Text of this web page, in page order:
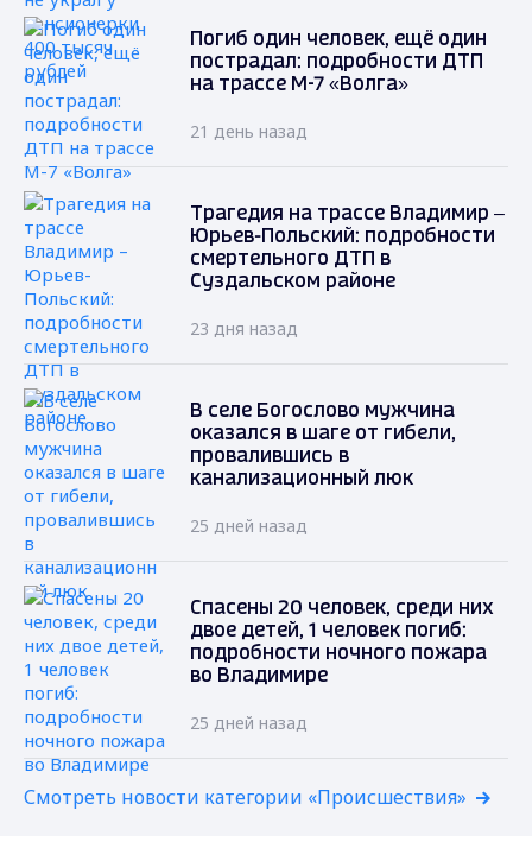
Погиб один человек, ещё один
пострадал: подробности ДТП
на трассе М-7 «Волга»
21 день назад
Трагедия на трассе Владимир –
Юрьев-Польский: подробности
смертельного ДТП в
Суздальском районе
23 дня назад
В селе Богослово мужчина
оказался в шаге от гибели,
провалившись в
канализационный люк
25 дней назад
Спасены 20 человек, среди них
двое детей, 1 человек погиб:
подробности ночного пожара
во Владимире
25 дней назад
Смотреть новости категории «Происшествия»